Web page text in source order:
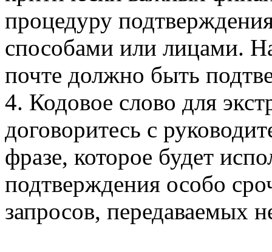
процедуру
способами или лицами.
почте должно быть
4. Кодовое слово для
договоритесь с
фразе, которое будет
подтверждения особо
запросов, передаваемых